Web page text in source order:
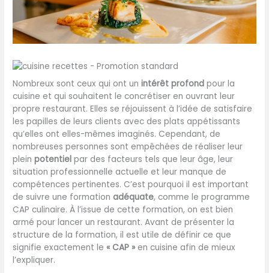
Nombreux sont ceux qui ont unintérêt profond pour la
cuisine et qui souhaitent le concrétiser en ouvrant leur
propre restaurant. Elles se réjouissent à l’idée de satisfaire
les papilles de leurs clients avec des plats appétissants
qu’elles ont elles-mêmes imaginés. Cependant, de
nombreuses personnes sont empêchées de réaliser leur
pleinpotentiel par des facteurs tels que leur âge, leur
situation professionnelle actuelle et leur manque de
compétences pertinentes. C’est pourquoi il est important
de suivre une formationadéquate, comme le programme
CAP culinaire. À l’issue de cette formation, on est bien
armé pour lancer un restaurant. Avant de présenter la
structure de la formation, il est utile de définir ce que
signifie exactement le« CAP » en cuisine afin de mieux
l’expliquer.